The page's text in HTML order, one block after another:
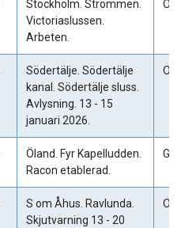
Stockholm. Strömmen.
Victoriaslussen.
Arbeten.
Södertälje. Södertälje
kanal. Södertälje sluss.
Avlysning. 13 - 15
januari 2026.
Öland. Fyr Kapelludden.
Racon etablerad.
S om Åhus. Ravlunda.
Skjutvarning 13 - 20